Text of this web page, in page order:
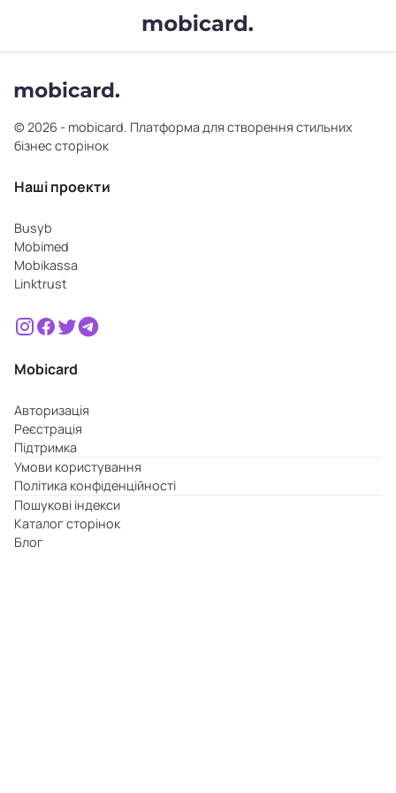
© 2026 - mobicard. Платформа для створення стильних
бізнес сторінок
Наші проекти
Busyb
Mobimed
Mobikassa
Linktrust
Mobicard
Авторизація
Реєстрація
Підтримка
Умови користування
Політика конфіденційності
Пошукові індекси
Каталог сторінок
Блог